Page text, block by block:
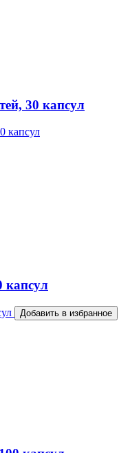
30 капсул
капсул
Добавить в избранное